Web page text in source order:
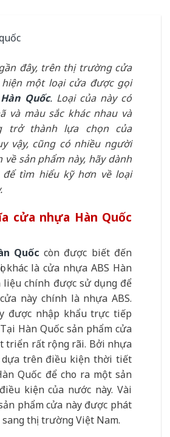
đây, trên thị trường cửa
một loại cửa được gọi
Quốc.Loại của này có
và màu sắc khác nhau và
trở thành lựa chọn của
vậy, cũng có nhiều người
về sản phẩm này, hãy dành
tìm hiểu kỹ hơn về loại
cửa nhựa Hàn Quốc
Quốc còn được biết đến
khác là cửa nhựa ABS Hàn
liệu chính được sử dụng để
này chính là nhựa ABS.
được nhập khẩu trực tiếp
Hàn Quốc sản phẩm cửa
triển rất rộng rãi. Bởi nhựa
dựa trên điều kiện thời tiết
Quốc để cho ra một sản
kiện của nước này. Vài
phẩm cửa này được phát
thị trường Việt Nam.